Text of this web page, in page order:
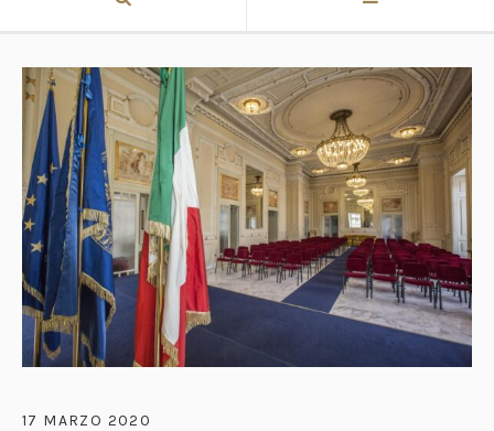
17 MARZO 2020